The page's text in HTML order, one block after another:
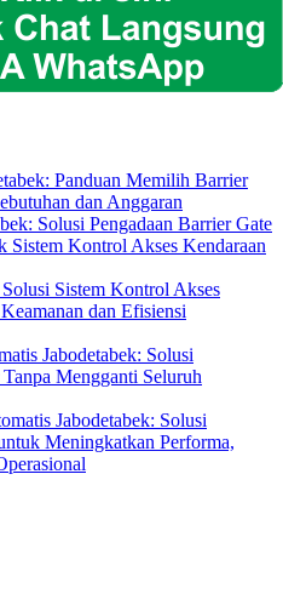
Panduan Memilih Barrier
dan Anggaran
Solusi Pengadaan Barrier Gate
Sistem Kontrol Akses Kendaraan
Sistem Kontrol Akses
dan Efisiensi
Jabodetabek: Solusi
Mengganti Seluruh
Jabodetabek: Solusi
Meningkatkan Performa,